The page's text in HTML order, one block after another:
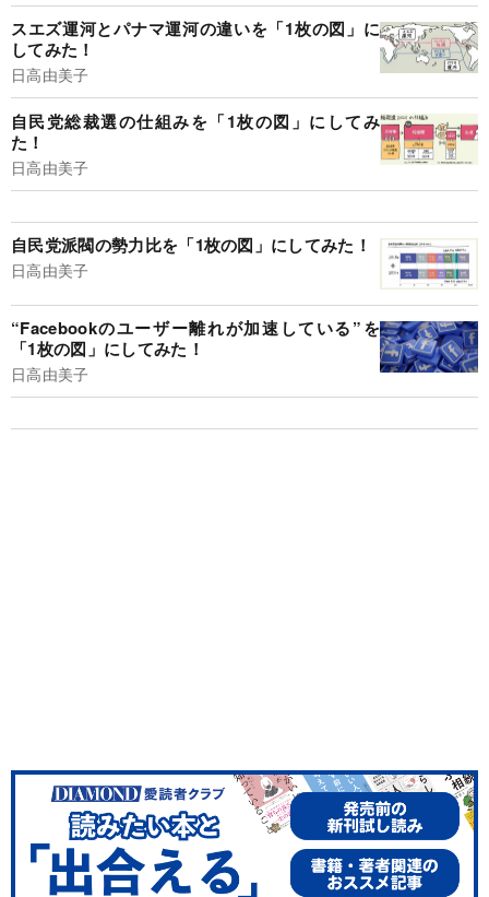
スエズ運河とパナマ運河の違いを「1枚の図」に
してみた！
日高由美子
自民党総裁選の仕組みを「1枚の図」にしてみ
た！
日高由美子
自民党派閥の勢力比を「1枚の図」にしてみた！
日高由美子
“Facebookのユーザー離れが加速している”を
「1枚の図」にしてみた！
日高由美子